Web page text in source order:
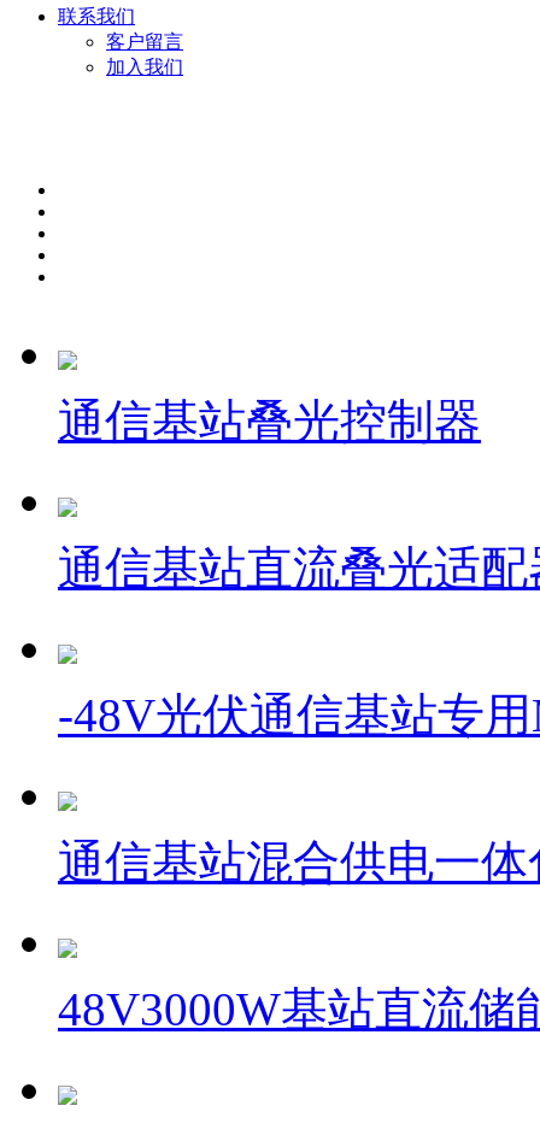
联系我们
客户留言
加入我们
通信基站叠光控制器
通信基站直流叠光适
-48V光伏通信基站专
通信基站混合供电一
48V3000W基站直流储